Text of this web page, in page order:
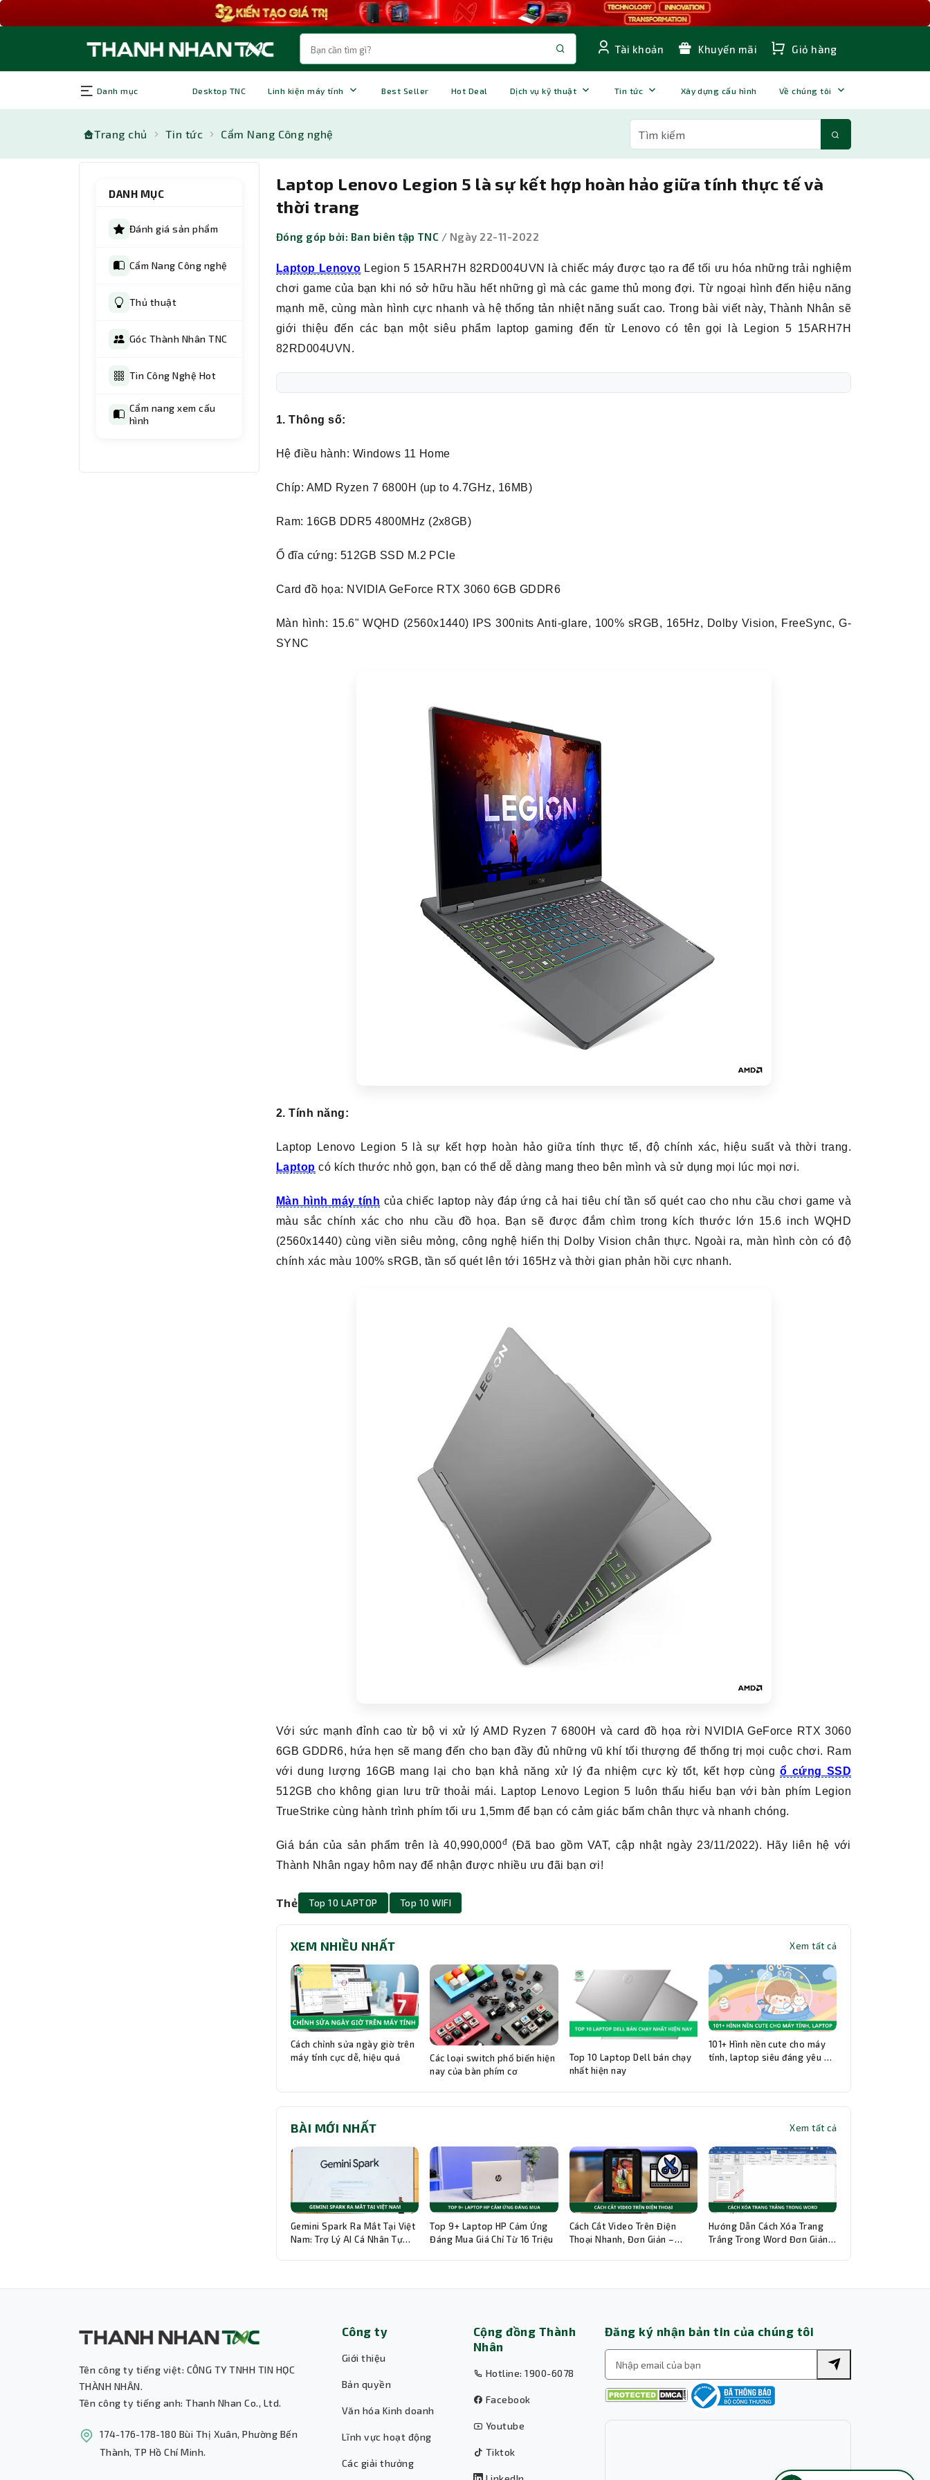
Tài khoản Khuyến mãi Giỏ hàng
Danh mục Desktop TNC Linh kiện máy tính Best Seller Hot Deal Dịch vụ kỹ thuật Tin tức Xây dựng cấu hình Về chúng tôi
Trang chủ Tin tức Cẩm Nang Công nghệ
DANH MỤC
Đánh giá sản phẩm
Cẩm Nang Công nghệ
Thủ thuật
Góc Thành Nhân TNC
Tin Công Nghệ Hot
Cẩm nang xem cấu
hình
Laptop Lenovo Legion 5 là sự kết hợp hoàn hảo giữa tính thực tế và
thời trang
Đóng góp bởi: Ban biên tập TNC / Ngày 22-11-2022
Laptop Lenovo Legion 5 15ARH7H 82RD004UVN là chiếc máy được tạo ra để tối ưu hóa những trải nghiệm
chơi game của bạn khi nó sở hữu hầu hết những gì mà các game thủ mong đợi. Từ ngoại hình đến hiệu năng
mạnh mẽ, cùng màn hình cực nhanh và hệ thống tản nhiệt năng suất cao. Trong bài viết này, Thành Nhân sẽ
giới thiệu đến các bạn một siêu phẩm laptop gaming đến từ Lenovo có tên gọi là Legion 5 15ARH7H
82RD004UVN.
1. Thông số:
Hệ điều hành: Windows 11 Home
Chíp: AMD Ryzen 7 6800H (up to 4.7GHz, 16MB)
Ram: 16GB DDR5 4800MHz (2x8GB)
Ổ đĩa cứng: 512GB SSD M.2 PCIe
Card đồ họa: NVIDIA GeForce RTX 3060 6GB GDDR6
Màn hình: 15.6" WQHD (2560x1440) IPS 300nits Anti-glare, 100% sRGB, 165Hz, Dolby Vision, FreeSync, G-
SYNC
2. Tính năng:
Laptop Lenovo Legion 5 là sự kết hợp hoàn hảo giữa tính thực tế, độ chính xác, hiệu suất và thời trang.
Laptop có kích thước nhỏ gọn, bạn có thể dễ dàng mang theo bên mình và sử dụng mọi lúc mọi nơi.
Màn hình máy tính của chiếc laptop này đáp ứng cả hai tiêu chí tần số quét cao cho nhu cầu chơi game và
màu sắc chính xác cho nhu cầu đồ họa. Bạn sẽ được đắm chìm trong kích thước lớn 15.6 inch WQHD
(2560x1440) cùng viền siêu mỏng, công nghệ hiển thị Dolby Vision chân thực. Ngoài ra, màn hình còn có độ
chính xác màu 100% sRGB, tần số quét lên tới 165Hz và thời gian phản hồi cực nhanh.
Với sức mạnh đỉnh cao từ bộ vi xử lý AMD Ryzen 7 6800H và card đồ họa rời NVIDIA GeForce RTX 3060
6GB GDDR6, hứa hẹn sẽ mang đến cho bạn đầy đủ những vũ khí tối thượng để thống trị mọi cuộc chơi. Ram
với dung lượng 16GB mang lại cho bạn khả năng xử lý đa nhiệm cực kỳ tốt, kết hợp cùngổ cứng SSD
512GB cho không gian lưu trữ thoải mái.
Laptop Lenovo Legion 5 luôn thấu hiểu bạn với bàn phím Legion
TrueStrike cùng hành trình phím tối ưu 1,5mm để bạn có cảm giác bấm chân thực và nhanh chóng.
Giá bán của sản phẩm trên là 40,990,000đ (Đã bao gồm VAT, cập nhật ngày 23/11/2022). Hãy liên hệ với
Thành Nhân ngay hôm nay để nhận được nhiều ưu đãi bạn ơi!
Thẻ Top 10 LAPTOP Top 10 WIFI
XEM NHIỀU NHẤT Xem tất cả
Cách chỉnh sửa ngày giờ trên
máy tính cực dễ, hiệu quả
Các loại switch phổ biến hiện
nay của bàn phím cơ
Top 10 Laptop Dell bán chạy
nhất hiện nay
101+ Hình nền cute cho máy
tính, laptop siêu đáng yêu và
BÀI MỚI NHẤT Xem tất cả
Gemini Spark Ra Mắt Tại Việt
Nam: Trợ Lý AI Cá Nhân Tự
Top 9+ Laptop HP Cảm Ứng
Đáng Mua Giá Chỉ Từ 16 Triệu
Cách Cắt Video Trên Điện
Thoại Nhanh, Đơn Giản –
Hướng Dẫn Cách Xóa Trang
Trắng Trong Word Đơn Giản,
Tên công ty tiếng việt: CÔNG TY TNHH TIN HỌC
THÀNH NHÂN.
Tên công ty tiếng anh: Thanh Nhan Co., Ltd.
174-176-178-180 Bùi Thị Xuân, Phường Bến
Thành, TP Hồ Chí Minh.
Công ty
Giới thiệu
Bản quyền
Văn hóa Kinh doanh
Lĩnh vực hoạt động
Các giải thưởng
Cộng đồng Thành
Nhân
Hotline: 1900-6078
Facebook
Youtube
Tiktok
Đăng ký nhận bản tin của chúng tôi
Thành Nhân TNC
Trợ lý AI • Phản hồi tức thì